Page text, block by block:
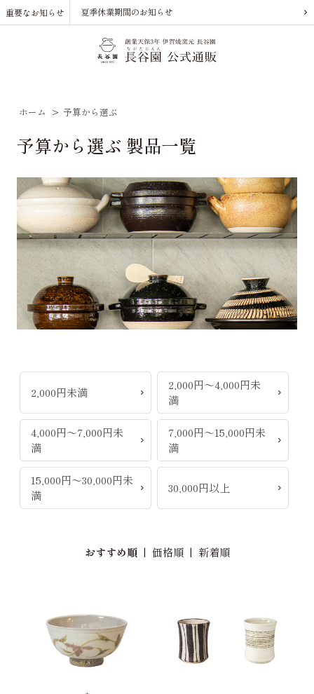
重要なお知らせ 夏季休業期間のお知らせ
ホーム > 予算から選ぶ
予算から選ぶ 製品一覧
2,000円未満
2,000円～4,000円未
満
4,000円～7,000円未
満
7,000円～15,000円未
満
15,000円～30,000円未
満
30,000円以上
おすすめ順| 価格順| 新着順